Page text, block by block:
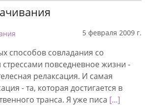
5 февраля 2009 г.
способов совладания со
повседневное жизни -
релаксация. И самая
- та, которая достигается в
транса. Я уже писа [...]